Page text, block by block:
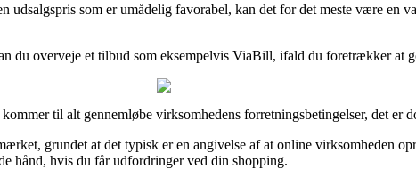
som er umådelig favorabel, kan det for det meste være en
du overveje et tilbud som eksempelvis ViaBill, ifald du foretrækker at
til alt gennemløbe virksomhedens forretningsbetingelser, det er
grundet at det typisk er en angivelse af at online virksomheden
hånd, hvis du får udfordringer ved din shopping.